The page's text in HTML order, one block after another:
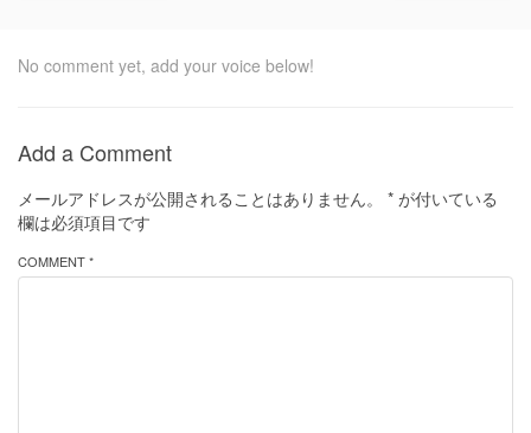
No comment yet, add your voice below!
Add a Comment
メールアドレスが公開されることはありません。 * が付いている
欄は必須項目です
COMMENT *